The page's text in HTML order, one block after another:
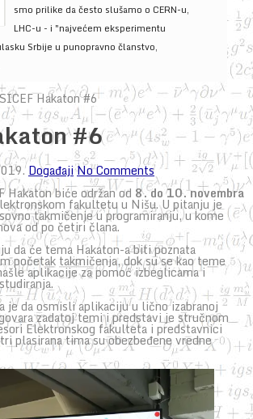
smo prilike da često slušamo o CERN-u,
LHC-u - i "najvećem eksperimentu
Srbije u punopravno članstvo,
SICEF Hakaton #6
#6
Događaji No Comments
Hakaton biće održan od 8. do 10. novembra
fakultetu u Nišu. U pitanju je
takmičenje u programiranju, u kome
od po četiri člana.
da će tema Hakaton-a biti poznata
početak takmičenja, dok su se kao teme
aplikacije za pomoć izbeglicama i
je da osmisli aplikaciju u lično izabranoj
zadatoj temi i predstavi je stručnom
Elektronskog fakulteta i predstavnici
plasirana tima su obezbeđene vredne